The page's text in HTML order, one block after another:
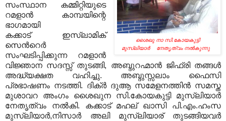
ശൈഖു നാ സി.കോയകുട്ടി
മുസ്ലിയാര്‍
നേതൃത്വം നല്‍കുന്നു
സംസ്ഥാന കമ്മിറ്റിയുടെ
റമളാന്‍ കാമ്പയിന്റെ
ഭാഗമായി
കക്കാട് ഇസ്ലാമിക്‌
സെന്‍റെര്‍
സംഘടിപ്പിക്കുന്ന റമളാന്‍
വിജ്ഞാന സദസ്സ് തുടങ്ങി, അബ്ദുറഹ്മാന്‍ ജിഫ്‌രി തങ്ങള്‍
അദ്ധ്യക്ഷത വഹിച്ചു. അബ്ദുസ്സലാം ഫൈസി
പ്രഭാഷണം നടത്തി. ദിക്ര്‍ ദുആ സമേളനത്തിന്‍ സമസ്ത
മുശാവറ അംഗം ശൈഖുന സി.കോയകുട്ടി മുസ്ലിയാര്‍
നേതൃത്വം നല്‍കി. കക്കാട് മഹല് ഖാസി പി.എം.ഹംസ
മുസ്ലിയാര്‍,നിസാര്‍ അലി മുസ്ലിയാര് തുടങ്ങിയവര്‍